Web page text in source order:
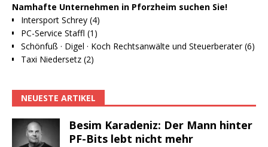
Namhafte Unternehmen in Pforzheim suchen Sie!
Intersport Schrey (4)
PC-Service Staffl (1)
Schönfuß · Digel · Koch Rechtsanwälte und Steuerberater (6)
Taxi Niedersetz (2)
NEUESTE ARTIKEL
Besim Karadeniz: Der Mann hinter
PF-Bits lebt nicht mehr